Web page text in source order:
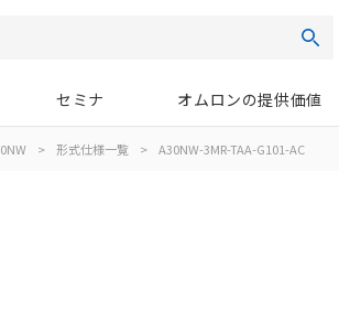
セミナ オムロンの提供価値
> 形式仕様一覧 > A30NW-3MR-TAA-G101-AC